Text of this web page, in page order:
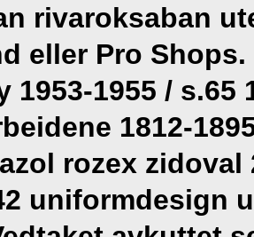
rivaroksaban
eller Pro Shops.
1953-1955 /
1812-
rozex zidoval
uniformdesign